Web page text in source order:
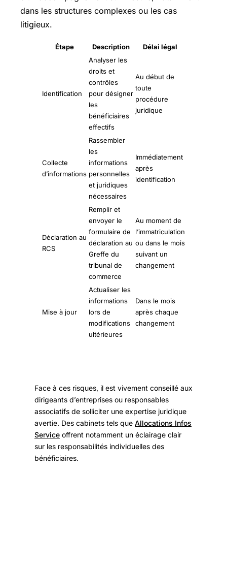
dans les structures complexes ou les cas
litigieux.
Étape Description Délai légal
Identification
Analyser les
droits et
contrôles
pour désigner
les
bénéficiaires
effectifs
Au début de
toute
procédure
juridique
Collecte
d’informations
Rassembler
les
informations
personnelles
et juridiques
nécessaires
Immédiatement
après
identification
Déclaration au
RCS
Remplir et
envoyer le
formulaire de
déclaration au
Greffe du
tribunal de
commerce
Au moment de
l’immatriculation
ou dans le mois
suivant un
changement
Mise à jour
Actualiser les
informations
lors de
modifications
ultérieures
Dans le mois
après chaque
changement
Face à ces risques, il est vivement conseillé aux
dirigeants d’entreprises ou responsables
associatifs de solliciter une expertise juridique
avertie. Des cabinets tels que Allocations Infos
Service offrent notamment un éclairage clair
sur les responsabilités individuelles des
bénéficiaires.